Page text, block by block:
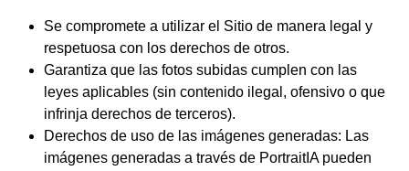
Se compromete a utilizar el Sitio de manera legal y
respetuosa con los derechos de otros.
Garantiza que las fotos subidas cumplen con las
leyes aplicables (sin contenido ilegal, ofensivo o que
infrinja derechos de terceros).
Derechos de uso de las imágenes generadas: Las
imágenes generadas a través de PortraitIA pueden